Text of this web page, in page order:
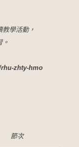
學活動，
zhty-hmo
節次